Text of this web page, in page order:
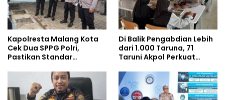
Kapolresta Malang Kota
Cek Dua SPPG Polri,
Pastikan Standar
Pengelolaan Limbah
Berjalan Optimal
Di Balik Pengabdian Lebih
dari 1.000 Taruna, 71
Taruni Akpol Perkuat
Siswa Sekolah Rakyat